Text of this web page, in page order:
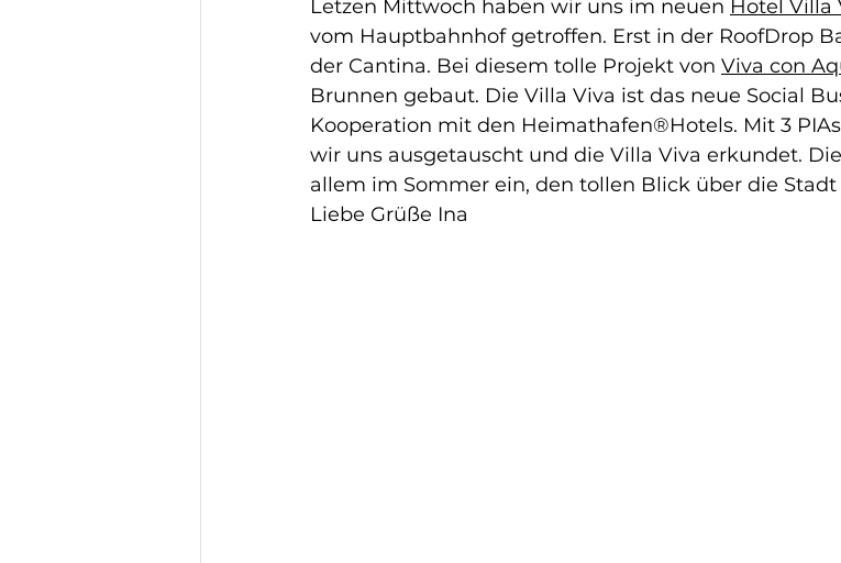
Letzen Mittwoch haben wir uns im neuen Hotel Villa
vom Hauptbahnhof getroffen. Erst in der RoofDrop
der Cantina. Bei diesem tolle Projekt von Viva con
Brunnen gebaut. Die Villa Viva ist das neue Social
Kooperation mit den Heimathafen®Hotels. Mit 3
wir uns ausgetauscht und die Villa Viva erkundet.
allem im Sommer ein, den tollen Blick über die Stadt
Liebe Grüße Ina